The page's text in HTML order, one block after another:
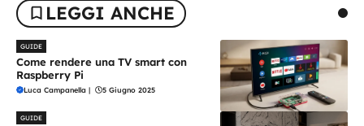
LEGGI ANCHE
GUIDE
Come rendere una TV smart con
Raspberry Pi
Luca Campanella | 5 Giugno 2025
GUIDE